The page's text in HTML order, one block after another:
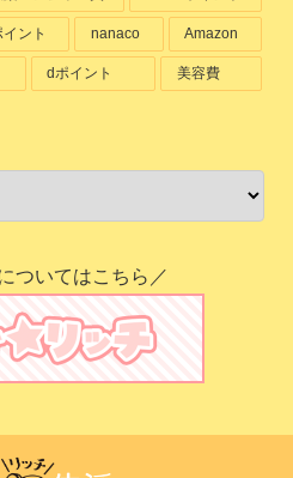
ント nanaco Amazon
dポイント 美容費
ついてはこちら／